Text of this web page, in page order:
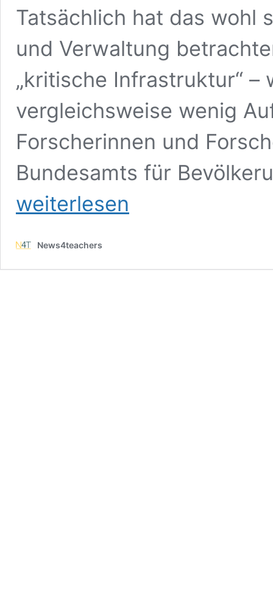
Tatsächlich hat das wohl
und Verwaltung
„kritische Infrastruktur“ –
vergleichsweise wenig
Forscherinnen und
Bundesamts für
weiterlesen
News4teachers